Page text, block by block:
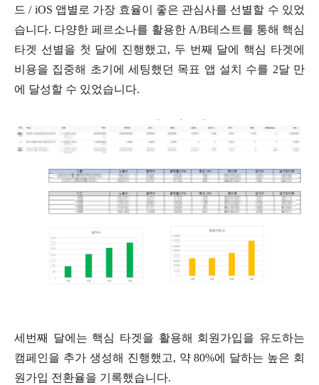
드 / iOS 앱별로 가장 효율이 좋은 관심사를 선별할 수 있었
습니다. 다양한 페르소나를 활용한 A/B테스트를 통해 핵심
타겟 선별을 첫 달에 진행했고, 두 번째 달에 핵심 타겟에
비용을 집중해 초기에 세팅했던 목표 앱 설치 수를 2달 만
에 달성할 수 있었습니다.
세번째 달에는 핵심 타겟을 활용해 회원가입을 유도하는
캠페인을 추가 생성해 진행했고, 약 80%에 달하는 높은 회
원가입 전환율을 기록했습니다.